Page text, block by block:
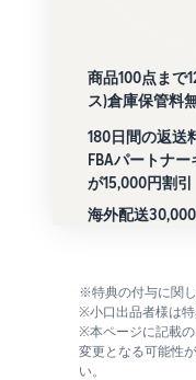
商品100点まで
ス)倉庫保管料
180日間の返送
FBAパートナ
が15,000円割引
海外配送
※特典の付与に関し
※小口出品者様は特
※本ページに記載
変更となる可能性
い。